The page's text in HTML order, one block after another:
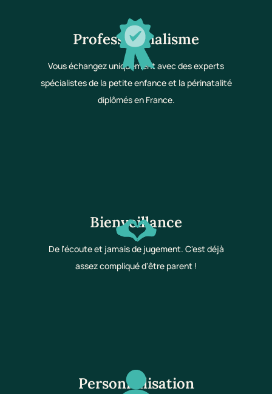
Professionnalisme
Vous échangez uniquement avec des experts
spécialistes de la petite enfance et la périnatalité
diplômés en France.
Bienveillance
De l'écoute et jamais de jugement. C'est déjà
assez compliqué d'être parent !
Personnalisation